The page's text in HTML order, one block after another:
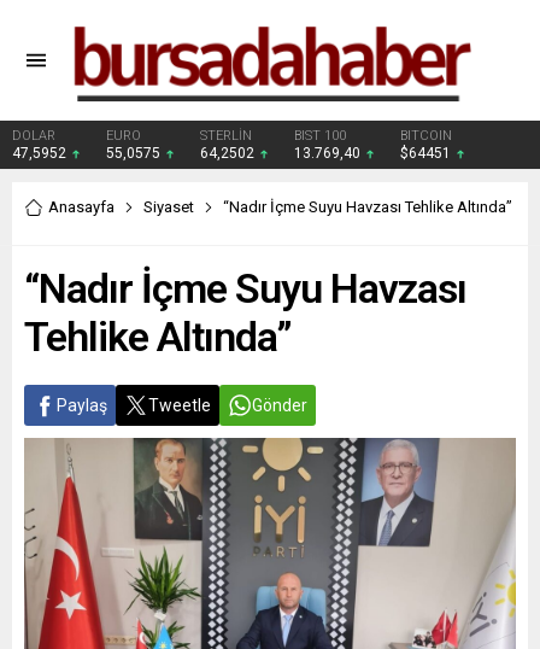
DOLAR
47,5952
EURO
55,0575
STERLİN
64,2502
BIST 100
13.769,40
BITCOIN
$64451
Anasayfa Siyaset “Nadır İçme Suyu Havzası Tehlike Altında”
“Nadır İçme Suyu Havzası
Tehlike Altında”
Paylaş Tweetle Gönder